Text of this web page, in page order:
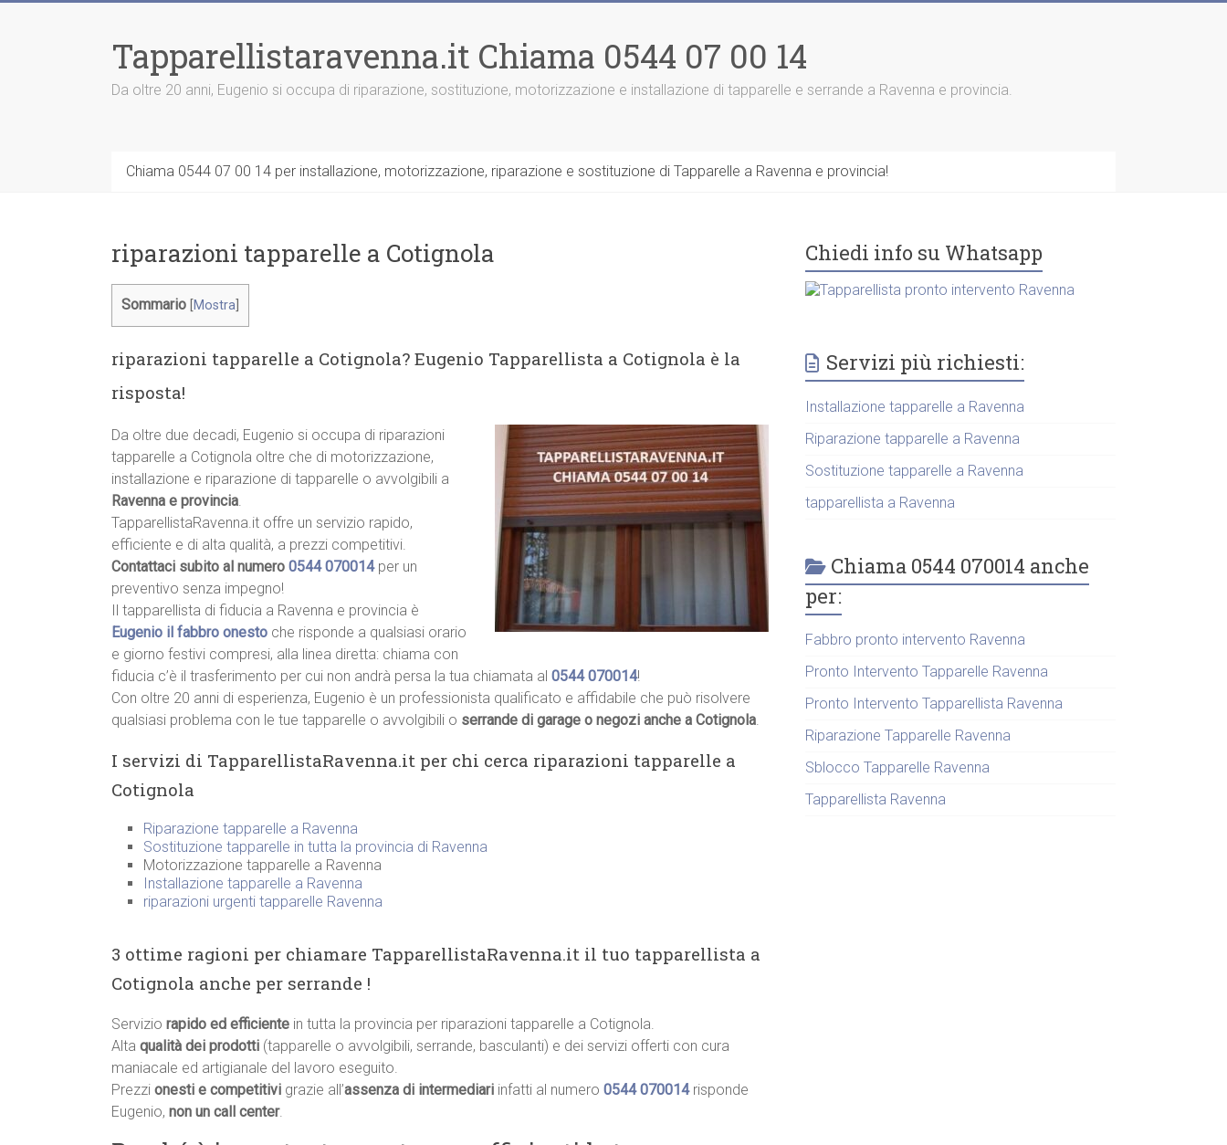
Tapparellistaravenna.it Chiama 0544 07 00 14
Da oltre 20 anni, Eugenio si occupa di riparazione, sostituzione, motorizzazione e installazione di tapparelle e serrande a Ravenna e provincia.
Chiama 0544 07 00 14 per installazione, motorizzazione, riparazione e sostituzione di Tapparelle a Ravenna e provincia!
riparazioni tapparelle a Cotignola
Sommario Mostra
riparazioni tapparelle a Cotignola? Eugenio Tapparellista a Cotignola è la
risposta!
Da oltre due decadi, Eugenio si occupa di riparazioni
tapparelle a Cotignola oltre che di motorizzazione,
installazione e riparazione di tapparelle o avvolgibili a
Ravenna e provincia.
TapparellistaRavenna.it offre un servizio rapido,
efficiente e di alta qualità, a prezzi competitivi.
Contattaci subito al numero 0544 070014per un
preventivo senza impegno!
Il tapparellista di fiducia a Ravenna e provincia è
Eugenio il fabbro onesto che risponde a qualsiasi orario
e giorno festivi compresi, alla linea diretta: chiama con
fiducia c’è il trasferimento per cui non andrà persa la tua chiamata al 0544 070014!
Con oltre 20 anni di esperienza, Eugenio è un professionista qualificato e affidabile che può risolvere
qualsiasi problema con le tue tapparelle o avvolgibili o serrande di garage o negozi anche a Cotignola.
I servizi di TapparellistaRavenna.it per chi cerca riparazioni tapparelle a
Cotignola
Riparazione tapparelle a Ravenna
Sostituzione tapparelle in tutta la provincia di Ravenna
Motorizzazione tapparelle a Ravenna
Installazione tapparelle a Ravenna
riparazioni urgenti tapparelle Ravenna
3 ottime ragioni per chiamare TapparellistaRavenna.it il tuo tapparellista a
Cotignola anche per serrande !
Servizio rapido ed efficiente in tutta la provincia per riparazioni tapparelle a Cotignola.
Alta qualità dei prodotti (tapparelle o avvolgibili, serrande, basculanti) e dei servizi offerti con cura
maniacale ed artigianale del lavoro eseguito.
Prezzi onesti e competitivi grazie all’assenza di intermediari infatti al numero 0544 070014 risponde
Eugenio, non un call center.
Chiedi info su Whatsapp
Servizi più richiesti:
Installazione tapparelle a Ravenna
Riparazione tapparelle a Ravenna
Sostituzione tapparelle a Ravenna
tapparellista a Ravenna
Chiama 0544 070014 anche
per:
Fabbro pronto intervento Ravenna
Pronto Intervento Tapparelle Ravenna
Pronto Intervento Tapparellista Ravenna
Riparazione Tapparelle Ravenna
Sblocco Tapparelle Ravenna
Tapparellista Ravenna